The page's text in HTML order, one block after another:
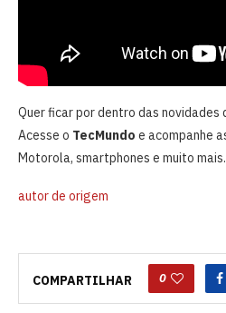
Quer ficar por dentro das novidades
Acesse o TecMundo e acompanhe
Motorola, smartphones e muito mais.
autor de origem
COMPARTILHAR 0